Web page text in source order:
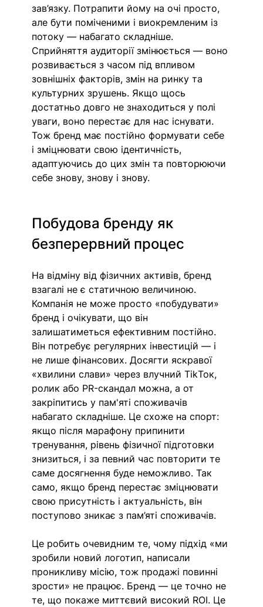
зав’язку. Потрапити йому на очі просто,
але бути поміченими і виокремленим із
потоку — набагато складніше.
Сприйняття аудиторії змінюється — воно
розвивається з часом під впливом
зовнішніх факторів, змін на ринку та
культурних зрушень. Якщо щось
достатньо довго не знаходиться у полі
уваги, воно перестає для нас існувати.
Тож бренд має постійно формувати себе
і зміцнювати свою ідентичність,
адаптуючись до цих змін та повторюючи
себе знову, знову і знову.
Побудова бренду як
безперервний процес
На відміну від фізичних активів, бренд
взагалі не є статичною величиною.
Компанія не може просто «побудувати»
бренд і очікувати, що він
залишатиметься ефективним постійно.
Він потребує регулярних інвестицій — і
не лише фінансових. Досягти яскравої
«хвилини слави» через влучний ТіkТок,
ролик або PR-скандал можна, а от
закріпитись у пам'яті споживачів
набагато складніше. Це схоже на спорт:
якщо після марафону припинити
тренування, рівень фізичної підготовки
знизиться, і за певний час повторити те
саме досягнення буде неможливо. Так
само, якщо бренд перестає зміцнювати
свою присутність і актуальність, він
поступово зникає з пам’яті споживачів.
Це робить очевидним те, чому підхід «ми
зробили новий логотип, написали
проникливу місію, тож продажі повинні
зрости» не працює. Бренд — це точно не
те, що покаже миттєвий високий ROI. Це